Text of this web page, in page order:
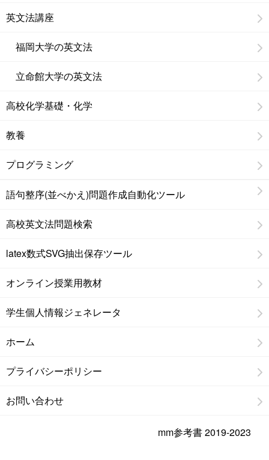
英文法講座
福岡大学の英文法
立命館大学の英文法
高校化学基礎・化学
教養
プログラミング
語句整序(並べかえ)問題作成自動化ツール
高校英文法問題検索
latex数式SVG抽出保存ツール
オンライン授業用教材
学生個人情報ジェネレータ
ホーム
プライバシーポリシー
お問い合わせ
mm参考書 2019-2023